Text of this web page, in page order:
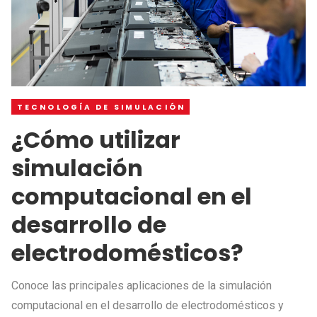
TECNOLOGÍA DE SIMULACIÓN
¿Cómo utilizar
simulación
computacional en el
desarrollo de
electrodomésticos?
Conoce las principales aplicaciones de la simulación
computacional en el desarrollo de electrodomésticos y